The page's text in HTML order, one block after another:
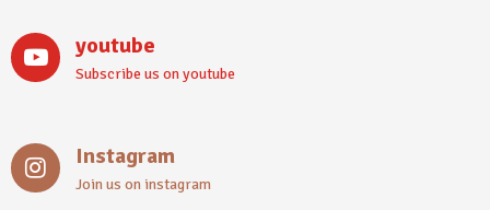
youtube
Subscribe us on youtube
Instagram
Join us on instagram